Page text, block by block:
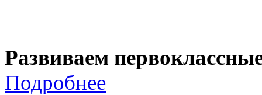
Развиваем
Подробнее